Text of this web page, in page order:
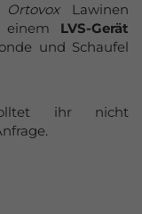
Ortovox Lawinen
einem LVS-Gerät
und Schaufel
ihr nicht